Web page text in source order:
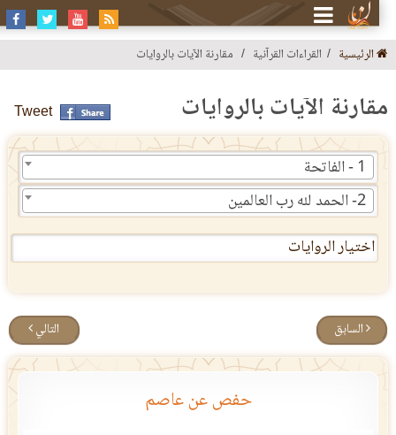
الرئيسية القراءات القرآنية مقارنة الآيات بالروايات
الآيات بالروايات Tweet
اختيار الروايات
السابق التالي
حفص عن عاصم